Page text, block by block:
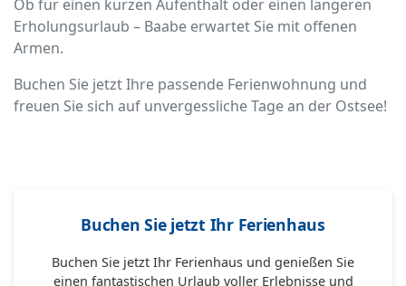
Ob für einen kurzen Aufenthalt oder einen längeren
Erholungsurlaub – Baabe erwartet Sie mit offenen
Armen.
Buchen Sie jetzt Ihre passende Ferienwohnung und
freuen Sie sich auf unvergessliche Tage an der Ostsee!
Buchen Sie jetzt Ihr Ferienhaus
Buchen Sie jetzt Ihr Ferienhaus und genießen Sie
einen fantastischen Urlaub voller Erlebnisse und